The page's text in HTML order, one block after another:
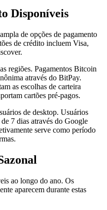
Disponíveis
de opções de pagamento
de crédito incluem Visa,
regiões. Pagamentos Bitcoin
através do BitPay.
as escolhas de carteira
cartões pré-pagos.
de desktop. Usuários
7 dias através do Google
serve como período
ao longo do ano. Os
aparecem durante estas